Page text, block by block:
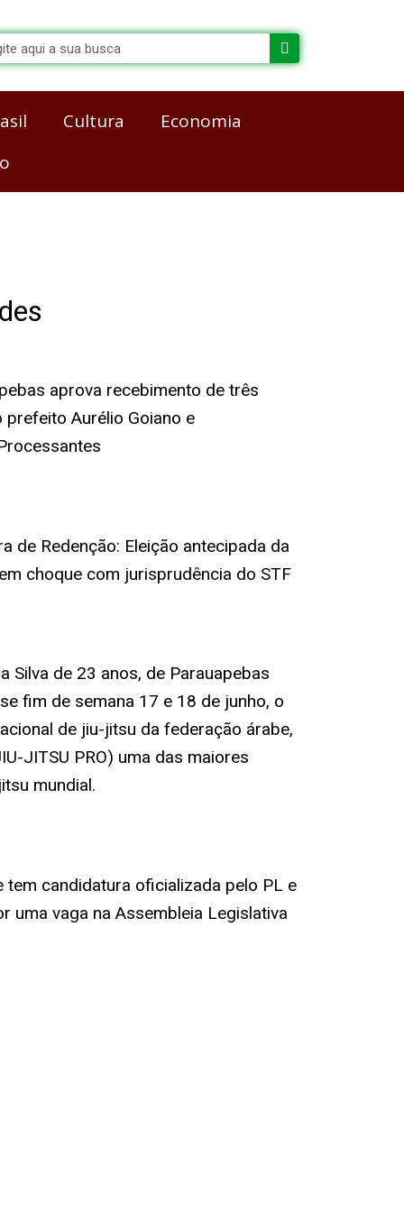
Cultura
Economia
aprova recebimento de três
prefeito Aurélio Goiano e
de Redenção: Eleição antecipada da
choque com jurisprudência do STF
Silva de 23 anos, de Parauapebas
fim de semana 17 e 18 de junho, o
de jiu-jitsu da federação árabe,
JITSU PRO) uma das maiores
mundial.
tem candidatura oficializada pelo PL e
uma vaga na Assembleia Legislativa